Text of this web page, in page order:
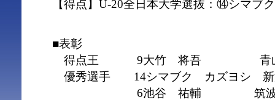
【得点】U-20全日本大学選抜：⑭シマブ
■表彰
得点王 9大竹 将吾 青山
優秀選手 14シマブク カズヨシ 新
6池谷 祐輔 筑波